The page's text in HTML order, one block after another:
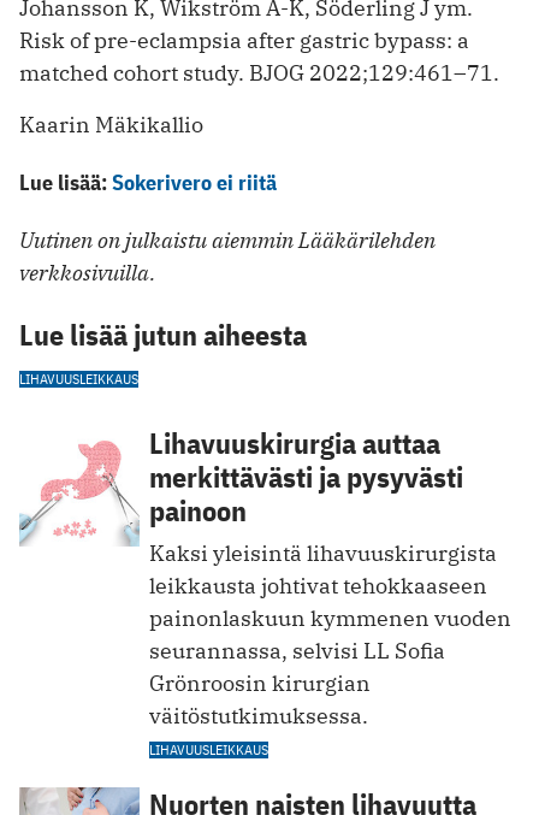
Johansson K, Wikström A-K, Söderling J ym.
Risk of pre-eclampsia after gastric bypass: a
matched cohort study. BJOG 2022;129:461–71.
Kaarin Mäkikallio
Lue lisää:Sokerivero ei riitä
Uutinen on julkaistu aiemmin Lääkärilehden
verkkosivuilla.
Lue lisää jutun aiheesta
LIHAVUUSLEIKKAUS
Lihavuuskirurgia auttaa
merkittävästi ja pysyvästi
painoon
Kaksi yleisintä lihavuuskirurgista
leikkausta johtivat tehokkaaseen
painonlaskuun kymmenen vuoden
seurannassa, selvisi LL Sofia
Grönroosin kirurgian
väitöstutkimuksessa.
LIHAVUUSLEIKKAUS
Nuorten naisten lihavuutta